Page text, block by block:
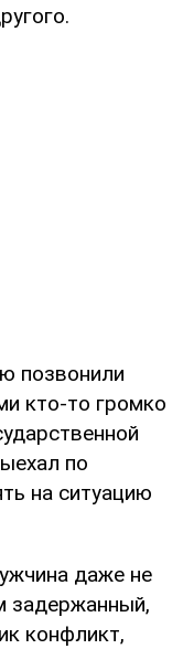
позвонили
кто-то громко
по
на ситуацию
даже не
задержанный,
конфликт,